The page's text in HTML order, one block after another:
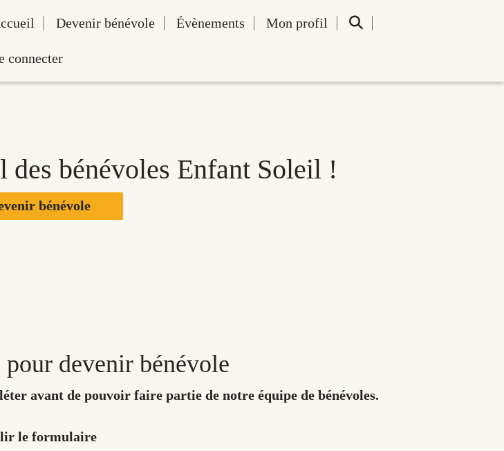
Devenir bénévole Évènements Mon profil
connecter
bénévoles Enfant Soleil !
bénévole
pour devenir bénévole
avant de pouvoir faire partie de notre équipe de bénévoles.
le formulaire